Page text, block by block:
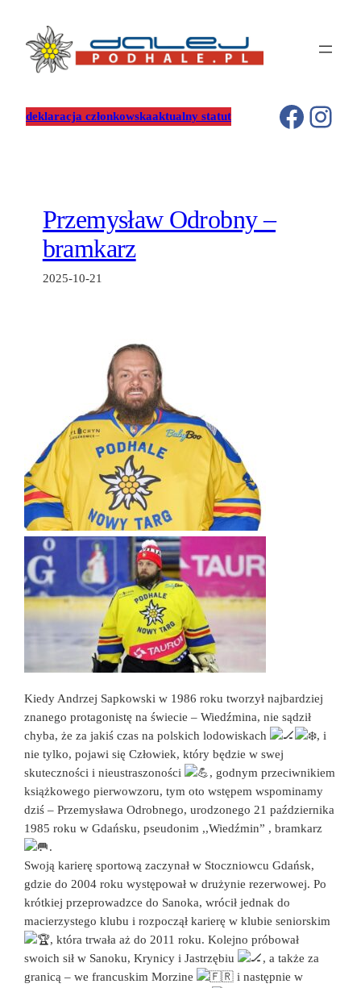
treści
deklaracja członkowskaaktualny statut
Przemysław Odrobny –
bramkarz
2025-10-21
Kiedy Andrzej Sapkowski w 1986 roku tworzył najbardziej
znanego protagonistę na świecie – Wiedźmina, nie sądził
chyba, że za jakiś czas na polskich lodowiskach
, i
nie tylko, pojawi się Człowiek, który będzie w swej
skuteczności i nieustraszoności
, godnym przeciwnikiem
książkowego pierwowzoru, tym oto wstępem wspominamy
dziś – Przemysława Odrobnego, urodzonego 21 października
1985 roku w Gdańsku, pseudonim ,,Wiedźmin” , bramkarz
.
Swoją karierę sportową zaczynał w Stoczniowcu Gdańsk,
gdzie do 2004 roku występował w drużynie rezerwowej. Po
krótkiej przeprowadzce do Sanoka, wrócił jednak do
macierzystego klubu i rozpoczął karierę w klubie seniorskim
, która trwała aż do 2011 roku. Kolejno próbował
swoich sił w Sanoku, Krynicy i Jastrzębiu
, a także za
granicą – we francuskim Morzine
i następnie w